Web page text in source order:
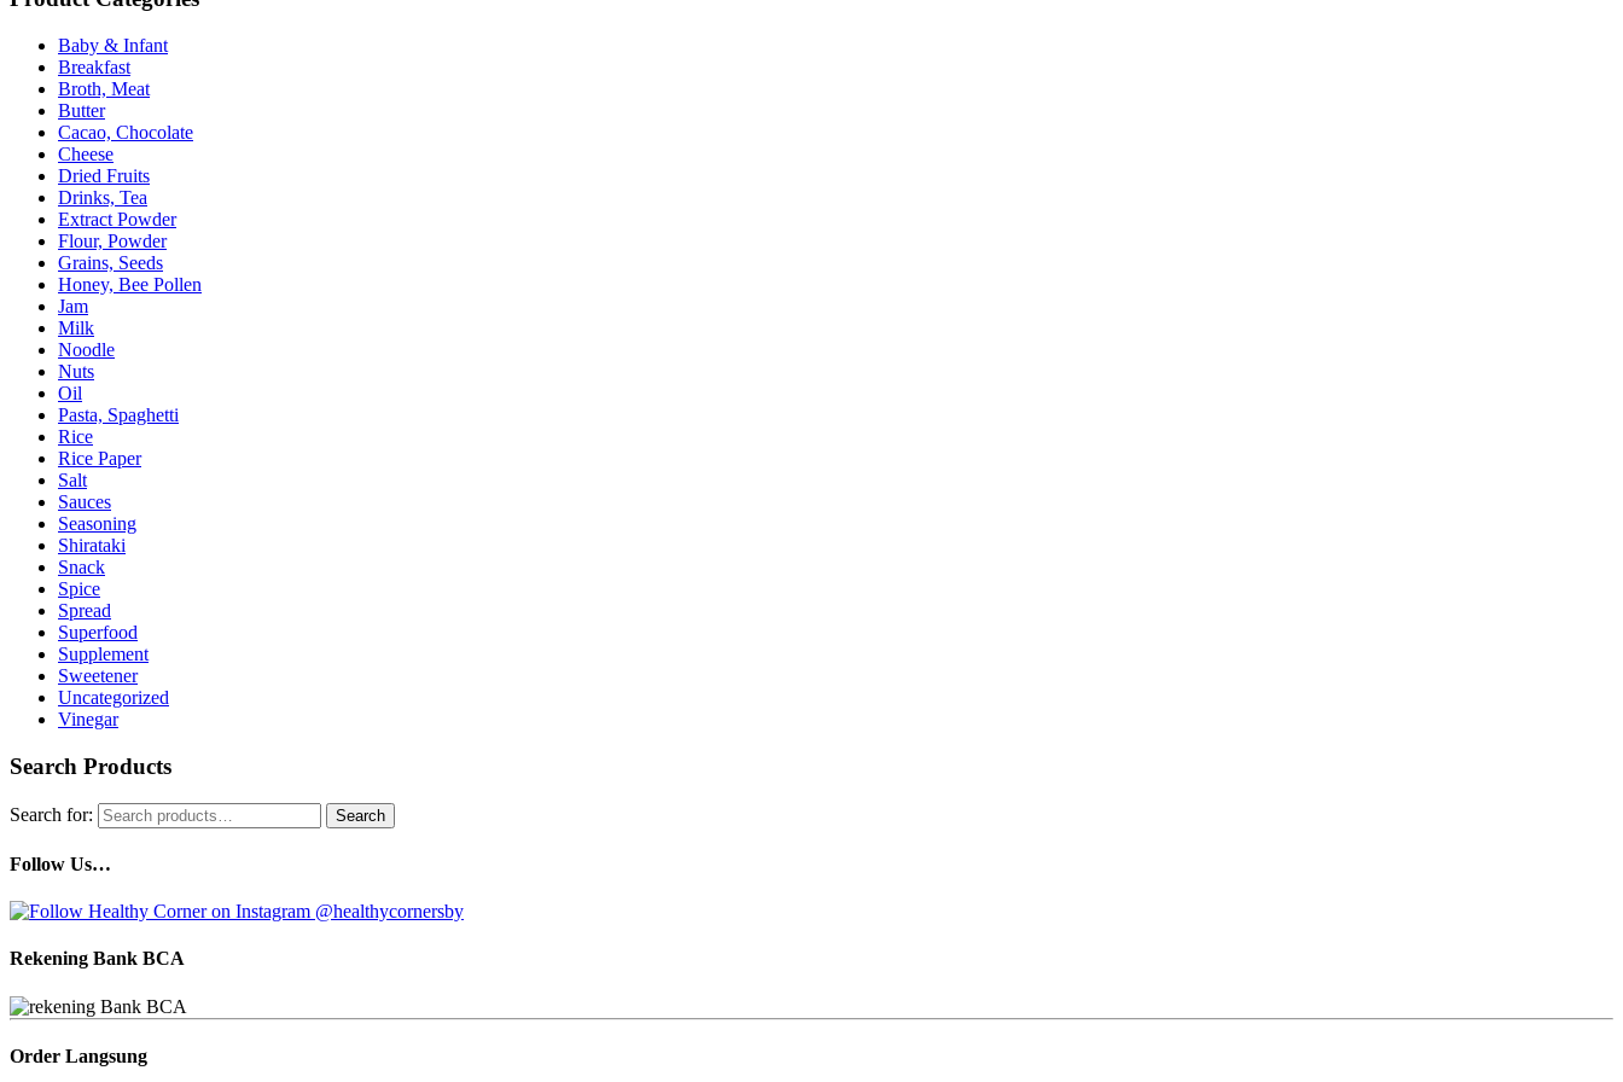
Baby & Infant
Breakfast
Broth, Meat
Butter
Cacao, Chocolate
Cheese
Dried Fruits
Drinks, Tea
Extract Powder
Flour, Powder
Grains, Seeds
Honey, Bee Pollen
Jam
Milk
Noodle
Nuts
Oil
Pasta, Spaghetti
Rice
Rice Paper
Salt
Sauces
Seasoning
Shirataki
Snack
Spice
Spread
Superfood
Supplement
Sweetener
Uncategorized
Vinegar
Search Products
Search for: Search
Follow Us…
Rekening Bank BCA
Order Langsung